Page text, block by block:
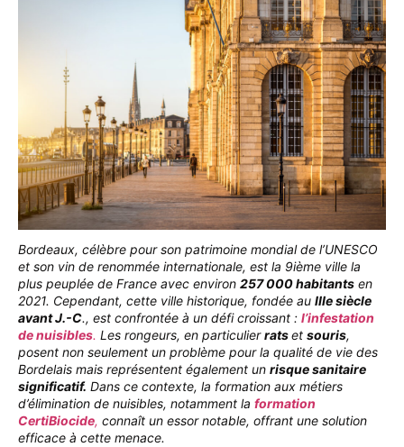
Bordeaux, célèbre pour son patrimoine mondial de l’UNESCO
et son vin de renommée internationale, est la 9ième ville la
plus peuplée de France avec environ 257 000 habitants en
2021. Cependant, cette ville historique, fondée au IIIe siècle
avant J.-C., est confrontée à un défi croissant : l’infestation
de nuisibles. Les rongeurs, en particulierratset souris,
posent non seulement un problème pour la qualité de vie des
Bordelais mais représentent également un risque sanitaire
significatif. Dans ce contexte, la formation aux métiers
d’élimination de nuisibles, notamment la formation
CertiBiocide, connaît un essor notable, offrant une solution
efficace à cette menace.